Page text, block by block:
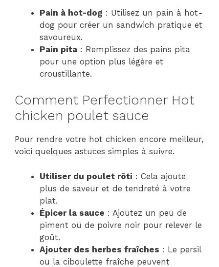
Pain à hot-dog : Utilisez un pain à hot-
dog pour créer un sandwich pratique et
savoureux.
Pain pita : Remplissez des pains pita
pour une option plus légère et
croustillante.
Comment Perfectionner Hot
chicken poulet sauce
Pour rendre votre hot chicken encore meilleur,
voici quelques astuces simples à suivre.
Utiliser du poulet rôti : Cela ajoute
plus de saveur et de tendreté à votre
plat.
Épicer la sauce : Ajoutez un peu de
piment ou de poivre noir pour relever le
goût.
Ajouter des herbes fraîches : Le persil
ou la ciboulette fraîche peuvent